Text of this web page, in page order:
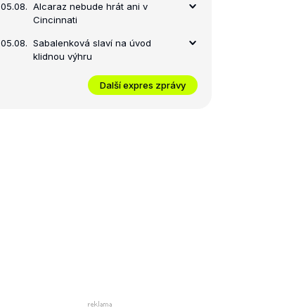
05.08. Alcaraz nebude hrát ani v
Cincinnati
05.08. Sabalenková slaví na úvod
klidnou výhru
Další expres zprávy